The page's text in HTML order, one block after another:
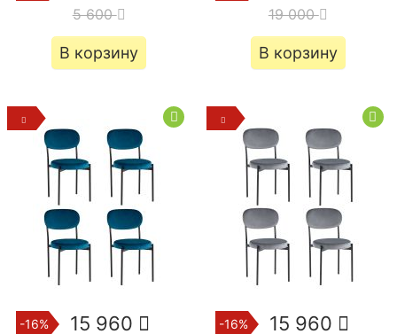
5 600
В корзину
19 000
В корзину
-16% 15 960 -16% 15 960